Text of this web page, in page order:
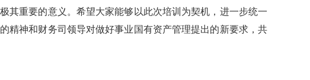
其重要的意义。希望大家能够以此次培训为契机，进一步统一
精神和财务司领导对做好事业国有资产管理提出的新要求，共